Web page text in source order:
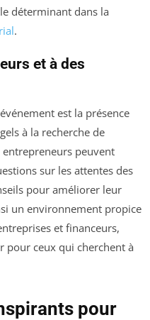
déterminant dans la
.
et à des
est la présence
à la recherche de
peuvent
sur les attentes des
pour améliorer leur
un environnement propice
et financeurs,
pour ceux qui cherchent à
pour